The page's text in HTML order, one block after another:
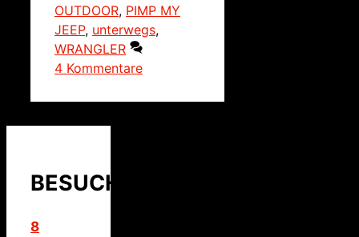
OUTDOOR, PIMP MY
JEEP, unterwegs,
WRANGLER
4 Kommentare
BESUCHER
8